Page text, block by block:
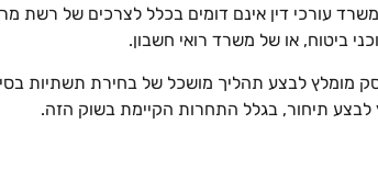
עורכי דין אינם דומים בכלל לצרכים של רשת
ביטוח, או של משרד רואי חשבון.
מומלץ לבצע תהליך מושכל של בחירת תשתיות
לבצע תיחור, בגלל התחרות הקיימת בשוק הזה.